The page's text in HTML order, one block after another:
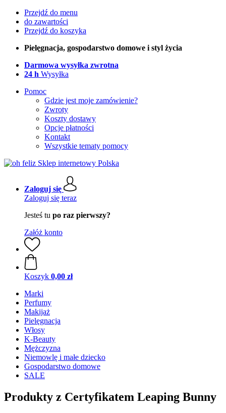
Przejdź do menu
do zawartości
Przejdź do koszyka
Pielęgnacja, gospodarstwo domowe i styl życia
Darmowa wysyłka zwrotna
24 h Wysyłka
Pomoc
Gdzie jest moje zamówienie?
Zwroty
Koszty dostawy
Opcje płatności
Kontakt
Wszystkie tematy pomocy
Zaloguj się
Zaloguj się teraz
Jesteś tu po raz pierwszy?
Załóż konto
Koszyk 0,00 zł
Marki
Perfumy
Makijaż
Pielęgnacja
Włosy
K-Beauty
Mężczyzna
Niemowlę i małe dziecko
Gospodarstwo domowe
SALE
Produkty z Certyfikatem Leaping Bunny